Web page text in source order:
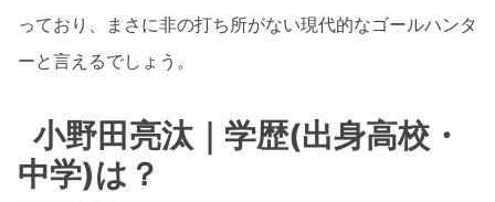
っており、まさに非の打ち所がない現代的なゴールハンタ
ーと言えるでしょう。
小野田亮汰｜学歴(出身高校・
中学)は？